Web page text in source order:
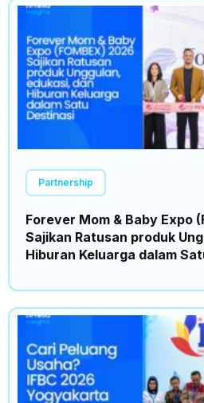
Partnership
Forever Mom & Baby Expo
Sajikan Ratusan produk
Hiburan Keluarga dalam